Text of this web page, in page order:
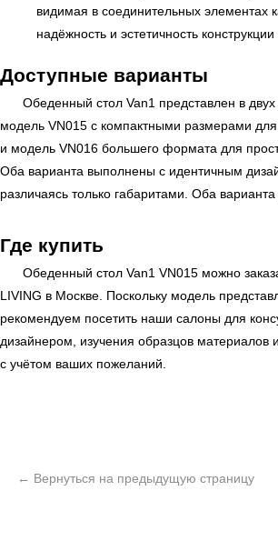
видимая в соединительных элементах
надёжность и эстетичность
Доступные варианты
Обеденный стол Van1 представлен в
модель VN015 с компактными размерами
и модель VN016 большего формата для
Оба варианта выполнены с идентичным
различаясь только габаритами. Оба
Где купить
Обеденный стол Van1 VN015 можно
LIVING в Москве. Поскольку модель
рекомендуем посетить наши салоны для
дизайнером, изучения образцов материалов
с учётом ваших пожеланий.
Офисная мебель